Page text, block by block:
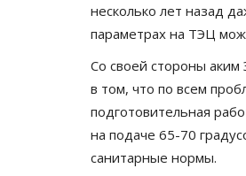
несколько лет назад
параметрах на ТЭЦ
Со своей стороны аким
в том, что по всем
подготовительная
на подаче 65-70
санитарные нормы.